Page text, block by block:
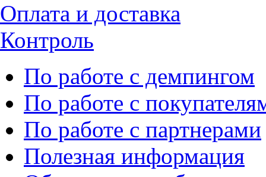
Оплата и доставка
Контроль
По работе с демпингом
По работе с
По работе с партнерами
Полезная информация